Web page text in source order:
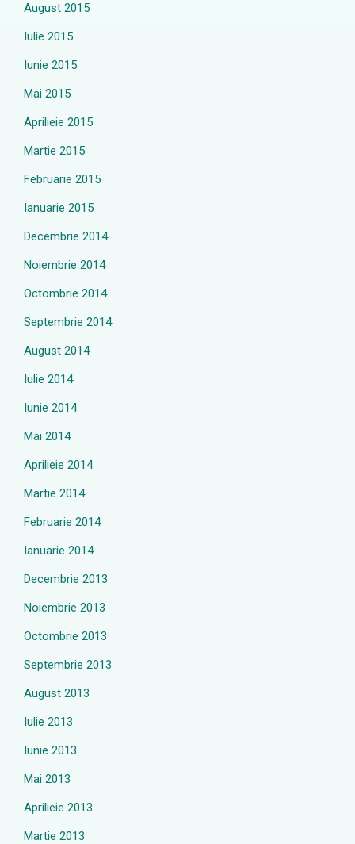
August 2015
Iulie 2015
Iunie 2015
Mai 2015
Aprilieie 2015
Martie 2015
Februarie 2015
Ianuarie 2015
Decembrie 2014
Noiembrie 2014
Octombrie 2014
Septembrie 2014
August 2014
Iulie 2014
Iunie 2014
Mai 2014
Aprilieie 2014
Martie 2014
Februarie 2014
Ianuarie 2014
Decembrie 2013
Noiembrie 2013
Octombrie 2013
Septembrie 2013
August 2013
Iulie 2013
Iunie 2013
Mai 2013
Aprilieie 2013
Martie 2013